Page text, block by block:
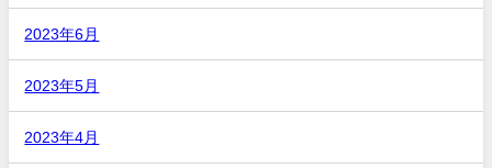
2023年6月
2023年5月
2023年4月